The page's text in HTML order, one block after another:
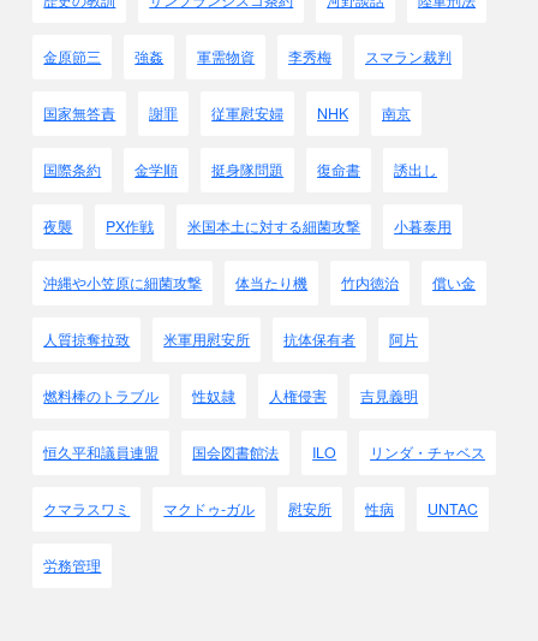
金原節三 強姦 軍需物資 李秀梅 スマラン裁判
国家無答責 謝罪 従軍慰安婦 NHK 南京
国際条約 金学順 挺身隊問題 復命書 誘出し
夜襲 PX作戦 米国本土に対する細菌攻撃 小暮泰用
沖縄や小笠原に細菌攻撃 体当たり機 竹内徳治 償い金
人質掠奪拉致 米軍用慰安所 抗体保有者 阿片
燃料棒のトラブル 性奴隷 人権侵害 吉見義明
恒久平和議員連盟 国会図書館法 ILO リンダ・チャベス
クマラスワミ マクドゥ-ガル 慰安所 性病 UNTAC
労務管理